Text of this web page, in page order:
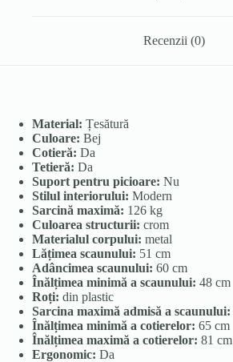
Recenzii (0)
Material: Țesătură
Culoare: Bej
Cotieră: Da
Tetieră: Da
Suport pentru picioare: Nu
Stilul interiorului: Modern
Sarcină maximă: 126 kg
Culoarea structurii: crom
Materialul corpului: metal
Lățimea scaunului: 51 cm
Adâncimea scaunului: 60 cm
Înălțimea minimă a scaunului: 48 cm
Roți: din plastic
Sarcina maximă admisă a scaunului:
Înălțimea minimă a cotierelor: 65 cm
Înălțimea maximă a cotierelor: 81 cm
Ergonomic: Da